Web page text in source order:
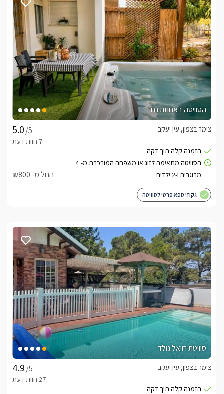
הסוויטה באחוזת נח
/5
צימר בצפון, עין יעקב
החל מ- ₪800
גקוזי ספא פרטי לסוויטה
סוויטת רויאל גולד
/5
צימר בצפון, עין יעקב